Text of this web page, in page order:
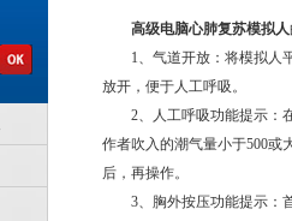
高级电脑心肺复苏模拟人
1、气道开放：将模拟人平
放开，便于人工呼吸。
2、人工呼吸功能提示：在
作者吹入的潮气量小于500或
后，再操作。
3、胸外按压功能提示：首